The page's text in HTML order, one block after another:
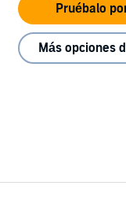
Pruébalo
Más opciones